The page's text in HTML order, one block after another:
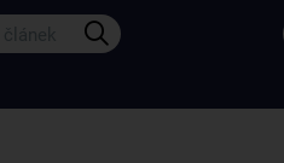
newsletteru.